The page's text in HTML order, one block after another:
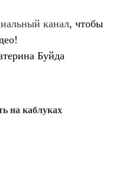
канал, чтобы
Буйда
на каблуках